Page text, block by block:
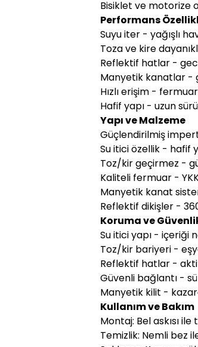
Bisiklet ve motorize
Performans
Suyu iter - yağışlı
Toza ve kire
Reflektif hatlar -
Manyetik kanatlar -
Hızlı erişim -
Hafif yapı - uzun
Yapı ve Malzeme
Güçlendirilmiş
Su itici özellik - hafif
Toz/kir geçirmez -
Kaliteli fermuar -
Manyetik kanat
Reflektif dikişler -
Koruma ve
Su itici yapı - içeriği
Toz/kir bariyeri -
Reflektif hatlar -
Güvenli bağlantı -
Manyetik kilit -
Kullanım ve Bakım
Montaj: Bel askısı
Temizlik: Nemli bez